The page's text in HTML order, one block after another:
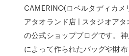
CAMERINO(ロベルタディカメ
アタオランド店 | スタジオアタ
の公式ショップブログです。
によって作られたバッグや財